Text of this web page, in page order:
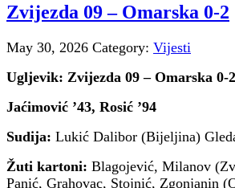
Zvijezda 09 – Omarska 0-2
May 30, 2026 Category: Vijesti
Ugljevik: Zvijezda 09 – Omarska 0-2
Jaćimović ’43, Rosić ’94
Sudija: Lukić Dalibor (Bijeljina)
Žuti kartoni: Blagojević, Milanov
Panić, Grahovac, Stojnić, Zgonjanin